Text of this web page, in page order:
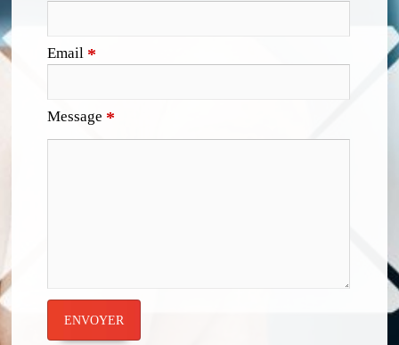
Email *
Message *
ENVOYER